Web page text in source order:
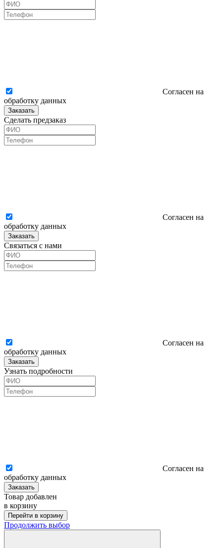
Согласен на
обработку данных
Заказать
Сделать предзаказ
Согласен на
обработку данных
Заказать
Связаться с нами
Согласен на
обработку данных
Заказать
Узнать подробности
Согласен на
обработку данных
Заказать
Товар добавлен
в корзину
Перейти в корзину
Продолжить выбор